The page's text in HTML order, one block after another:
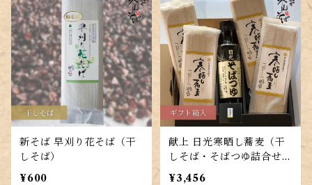
新そば 早刈り花そば（干
しそば）
¥600
献上 日光寒晒し蕎麦（干
しそば・そばつゆ詰合せ）
8人前
¥3,456